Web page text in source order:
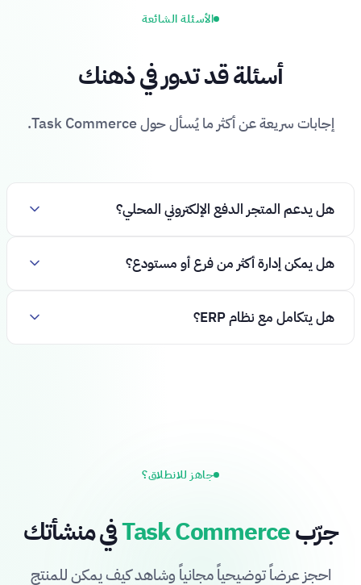
الأسئلة الشائعة
أسئلة قد تدور في ذهنك
إجابات سريعة عن أكثر ما يُسأل حول Task Commerce.
هل يدعم المتجر الدفع الإلكتروني المحلي؟
هل يمكن إدارة أكثر من فرع أو مستودع؟
هل يتكامل مع نظام ERP؟
جاهز للانطلاق؟
جرّبTask Commerceفي منشأتك
احجز عرضاً توضيحياً مجانياً وشاهد كيف يمكن للمنتج